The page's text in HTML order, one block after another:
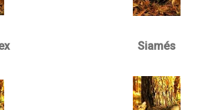
Siamés